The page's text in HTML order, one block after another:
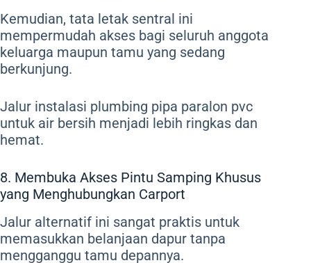
Kemudian, tata letak sentral ini
mempermudah akses bagi seluruh anggota
keluarga maupun tamu yang sedang
berkunjung.
Jalur instalasi plumbing pipa paralon pvc
untuk air bersih menjadi lebih ringkas dan
hemat.
8. Membuka Akses Pintu Samping Khusus
yang Menghubungkan Carport
Jalur alternatif ini sangat praktis untuk
memasukkan belanjaan dapur tanpa
mengganggu tamu depannya.